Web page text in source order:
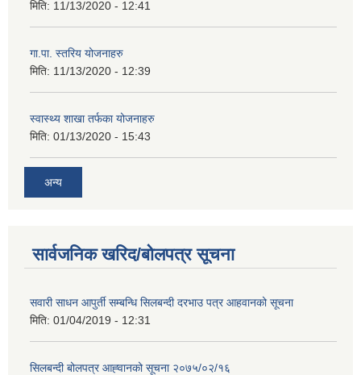
मिति: 11/13/2020 - 12:41
गा.पा. स्तरिय योजनाहरु
मिति: 11/13/2020 - 12:39
स्वास्थ्य शाखा तर्फका योजनाहरु
मिति: 01/13/2020 - 15:43
अन्य
सार्वजनिक खरिद/बोलपत्र सूचना
सवारी साधन आपुर्ती सम्बन्धि सिलबन्दी दरभाउ पत्र आहवानको सूचना
मिति: 01/04/2019 - 12:31
सिलबन्दी बोलपत्र आह्‍वानको सूचना २०७५/०२/१६